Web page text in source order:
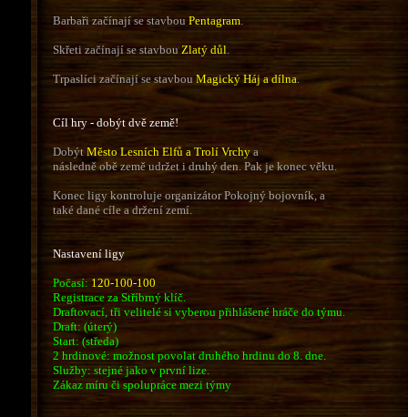
Barbaři začínají se stavbou Pentagram.
Skřeti začínají se stavbou Zlatý důl.
Trpaslíci začínají se stavbou Magický Háj a dílna.
Cíl hry - dobýt dvě země!
Dobýt Město Lesních Elfů a Trolí Vrchya
následně obě země udržet i druhý den. Pak je konec věku.
Konec ligy kontroluje organizátor Pokojný bojovník, a
také dané cíle a držení zemí.
Nastavení ligy
Počasí: 120-100-100
Registrace za Stříbrný klíč.
Draftovací, tři velitelé si vyberou přihlášené hráče do týmu.
Draft: (úterý)
Start: (středa)
2 hrdinové: možnost povolat druhého hrdinu do 8. dne.
Služby: stejné jako v první lize.
Zákaz míru či spolupráce mezi týmy